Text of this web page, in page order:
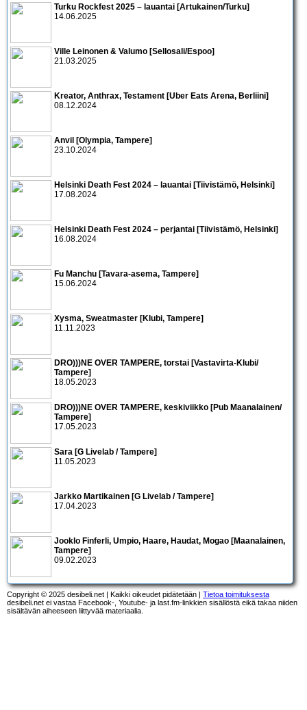
Turku Rockfest 2025 – lauantai [Artukainen/Turku]
14.06.2025
Ville Leinonen & Valumo [Sellosali/Espoo]
21.03.2025
Kreator, Anthrax, Testament [Uber Eats Arena, Berliini]
08.12.2024
Anvil [Olympia, Tampere]
23.10.2024
Helsinki Death Fest 2024 – lauantai [Tiivistämö, Helsinki]
17.08.2024
Helsinki Death Fest 2024 – perjantai [Tiivistämö, Helsinki]
16.08.2024
Fu Manchu [Tavara-asema, Tampere]
15.06.2024
Xysma, Sweatmaster [Klubi, Tampere]
11.11.2023
DRO)))NE OVER TAMPERE, torstai [Vastavirta-Klubi/
Tampere]
18.05.2023
DRO)))NE OVER TAMPERE, keskiviikko [Pub Maanalainen/
Tampere]
17.05.2023
Sara [G Livelab / Tampere]
11.05.2023
Jarkko Martikainen [G Livelab / Tampere]
17.04.2023
Jooklo Finferli, Umpio, Haare, Haudat, Mogao [Maanalainen,
Tampere]
09.02.2023
Copyright © 2025 desibeli.net | Kaikki oikeudet pidätetään | Tietoa toimituksesta
desibeli.net ei vastaa Facebook-, Youtube- ja last.fm-linkkien sisällöstä eikä takaa niiden
sisältävän aiheeseen liittyvää materiaalia.